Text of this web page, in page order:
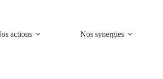
actions Nos synergies